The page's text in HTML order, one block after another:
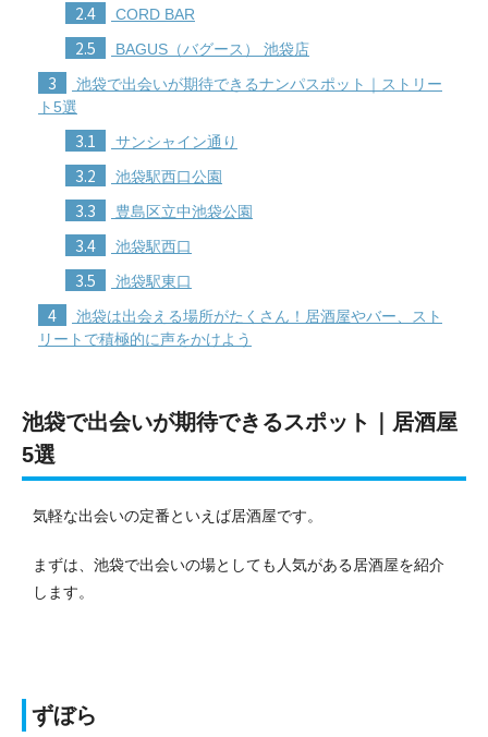
2.4 CORD BAR
2.5 BAGUS（バグース） 池袋店
3
池袋で出会いが期待できるナンパスポット｜ストリー
ト5選
3.1 サンシャイン通り
3.2 池袋駅西口公園
3.3 豊島区立中池袋公園
3.4 池袋駅西口
3.5 池袋駅東口
4
池袋は出会える場所がたくさん！居酒屋やバー、スト
リートで積極的に声をかけよう
池袋で出会いが期待できるスポット｜居酒屋
5選
気軽な出会いの定番といえば居酒屋です。
まずは、池袋で出会いの場としても人気がある居酒屋を紹介
します。
ずぼら